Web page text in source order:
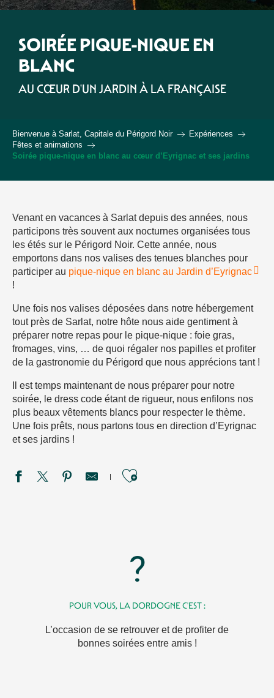
SOIRÉE PIQUE-NIQUE EN
BLANC
AU CŒUR D'UN JARDIN À LA FRANÇAISE
Bienvenue à Sarlat, Capitale du Périgord Noir
Expériences
Fêtes et animations
Soirée pique-nique en blanc au cœur d’Eyrignac et ses jardins
Venant en vacances à Sarlat depuis des années, nous
participons très souvent aux nocturnes organisées tous
les étés sur le Périgord Noir. Cette année, nous
emportons dans nos valises des tenues blanches pour
participer au pique-nique en blanc au Jardin d’Eyrignac
!
Une fois nos valises déposées dans notre hébergement
tout près de Sarlat, notre hôte nous aide gentiment à
préparer notre repas pour le pique-nique : foie gras,
fromages, vins, … de quoi régaler nos papilles et profiter
de la gastronomie du Périgord que nous apprécions tant !
Il est temps maintenant de nous préparer pour notre
soirée, le dress code étant de rigueur, nous enfilons nos
plus beaux vêtements blancs pour respecter le thème.
Une fois prêts, nous partons tous en direction d’Eyrignac
et ses jardins !
Ajouter aux
POUR VOUS, LA DORDOGNE C'EST :
L’occasion de se retrouver et de profiter de
bonnes soirées entre amis !